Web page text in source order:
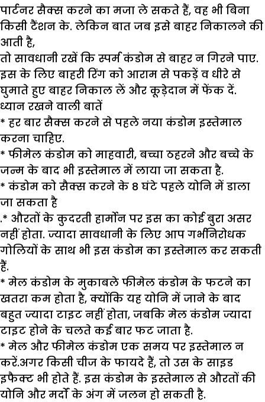
पार्टनर सैक्स करने का मजा ले सकते हैं, वह भी बिना
किसी टैंशन के. लेकिन बात जब इसे बाहर निकालने की
आती है,
तो सावधानी रखें कि स्पर्म कंडोम से बाहर न गिरने पाए.
इस के लिए बाहरी रिंग को आराम से पकड़ें व धीरे से
घुमाते हुए बाहर निकाल लें और कूड़ेदान में फेंक दें.
ध्यान रखने वाली बातें
* हर बार सैक्स करने से पहले नया कंडोम इस्तेमाल
करना चाहिए.
* फीमेल कंडोम को माहवारी, बच्चा ठहरने और बच्चे के
जन्म के बाद भी इस्तेमाल में लाया जा सकता है.
* कंडोम को सैक्स करने के 8 घंटे पहले योनि में डाला
जा सकता है
.* औरतों के कुदरती हार्मोन पर इस का कोई बुरा असर
नहीं होता. ज्यादा सावधानी के लिए आप गर्भनिरोधक
गोलियों के साथ भी इस कंडोम का इस्तेमाल कर सकती
हैं.
* मेल कंडोम के मुकाबले फीमेल कंडोम के फटने का
खतरा कम होता है, क्योंकि यह योनि में जाने के बाद
बहुत ज्यादा टाइट नहीं होता, जबकि मेल कंडोम ज्यादा
टाइट होने के चलते कई बार फट जाता है.
* मेल और फीमेल कंडोम एक समय पर इस्तेमाल न
करें.अगर किसी चीज के फायदे हैं, तो उस के साइड
इफैक्ट भी होते हैं. इस कंडोम के इस्तेमाल से औरतों की
योनि और मर्दों के अंग में जलन हो सकती है.